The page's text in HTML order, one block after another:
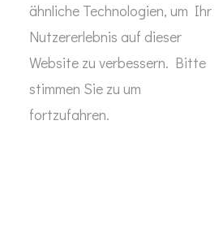
ähnliche Technologien, um Ihr
Nutzererlebnis auf dieser
Website zu verbessern. Bitte
stimmen Sie zu um
fortzufahren.